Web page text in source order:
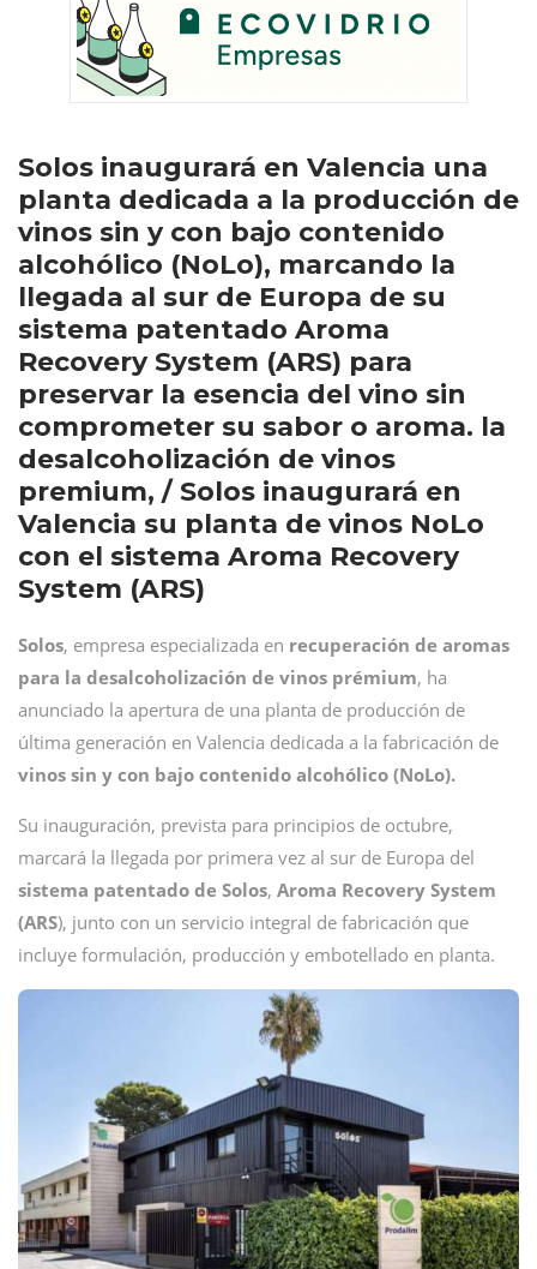
Solos inaugurará en Valencia una
planta dedicada a la producción de
vinos sin y con bajo contenido
alcohólico (NoLo), marcando la
llegada al sur de Europa de su
sistema patentado Aroma
Recovery System (ARS) para
preservar la esencia del vino sin
comprometer su sabor o aroma. la
desalcoholización de vinos
premium, / Solos inaugurará en
Valencia su planta de vinos NoLo
con el sistema Aroma Recovery
System (ARS)
Solos, empresa especializada en recuperación de aromas
para la desalcoholización de vinos prémium, ha
anunciado la apertura de una planta de producción de
última generación en Valencia dedicada a la fabricación de
vinos sin y con bajo contenido alcohólico (NoLo).
Su inauguración, prevista para principios de octubre,
marcará la llegada por primera vez al sur de Europa del
sistema patentado de Solos, Aroma Recovery System
(ARS), junto con un servicio integral de fabricación que
incluye formulación, producción y embotellado en planta.